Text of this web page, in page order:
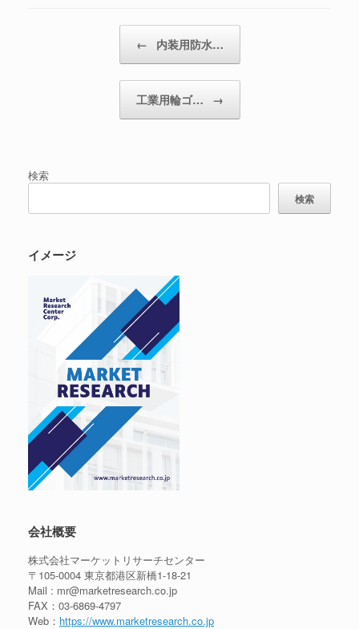
← 内装用防水…
工業用輪ゴ… →
検索
検索
イメージ
会社概要
株式会社マーケットリサーチセンター
〒105-0004 東京都港区新橋1-18-21
Mail : mr@marketresearch.co.jp
FAX：03-6869-4797
Web： https://www.marketresearch.co.jp